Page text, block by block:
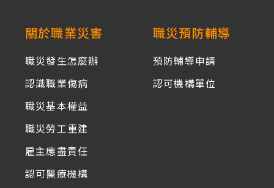
關於職業災害
職災發生怎麼辦
認識職業傷病
職災基本權益
職災勞工重建
雇主應盡責任
認可醫療機構
職災預防輔導
預防輔導申請
認可機構單位